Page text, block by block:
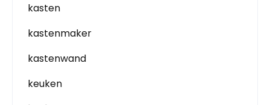
kasten
kastenmaker
kastenwand
keuken